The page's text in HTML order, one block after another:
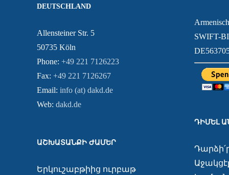
DEUTSCHLAND
Allensteiner Str. 5
50735 Köln
Phone: +49 221 7126223
Fax: +49 221 7126267
Email: info (at) dakd.de
Web: dakd.de
ԱՇԽԱՏԱՆՔԻ ԺԱՄԵՐ
Երկուշաբթիից ուրբաթ
SWIFT-
ԴԻՄԵԼ